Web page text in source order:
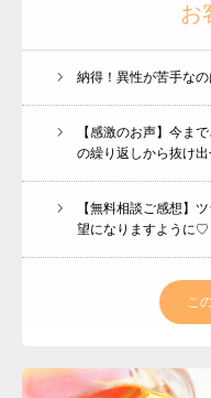
お
納得！異性が苦手な
【感激のお声】今ま
の繰り返しから抜け出
【無料相談ご感想】
望になりますように♡
こ